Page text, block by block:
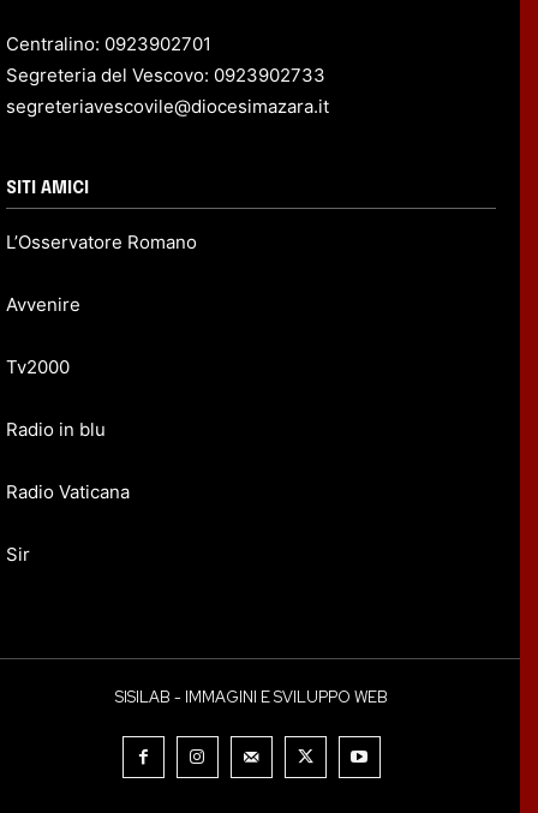
Centralino: 0923902701
Segreteria del Vescovo: 0923902733
segreteriavescovile@diocesimazara.it
SITI AMICI
L’Osservatore Romano
Avvenire
Tv2000
Radio in blu
Radio Vaticana
Sir
SISILAB - IMMAGINI E SVILUPPO WEB